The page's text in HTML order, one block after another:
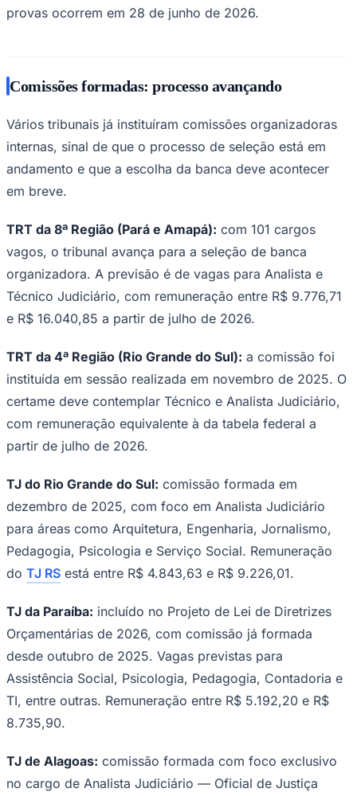
Palmeiras
São Paulo
provas ocorrem em 28 de junho de 2026.
Comissões formadas: processo avançando
Vários tribunais já instituíram comissões organizadoras
internas, sinal de que o processo de seleção está em
andamento e que a escolha da banca deve acontecer
em breve.
TRT da 8ª Região (Pará e Amapá): com 101 cargos
vagos, o tribunal avança para a seleção de banca
organizadora. A previsão é de vagas para Analista e
Técnico Judiciário, com remuneração entre R$ 9.776,71
e R$ 16.040,85 a partir de julho de 2026.
TRT da 4ª Região (Rio Grande do Sul): a comissão foi
instituída em sessão realizada em novembro de 2025. O
certame deve contemplar Técnico e Analista Judiciário,
com remuneração equivalente à da tabela federal a
partir de julho de 2026.
TJ do Rio Grande do Sul: comissão formada em
dezembro de 2025, com foco em Analista Judiciário
para áreas como Arquitetura, Engenharia, Jornalismo,
Pedagogia, Psicologia e Serviço Social. Remuneração
do TJ RS está entre R$ 4.843,63 e R$ 9.226,01.
TJ da Paraíba: incluído no Projeto de Lei de Diretrizes
Orçamentárias de 2026, com comissão já formada
desde outubro de 2025. Vagas previstas para
Assistência Social, Psicologia, Pedagogia, Contadoria e
TI, entre outras. Remuneração entre R$ 5.192,20 e R$
8.735,90.
TJ de Alagoas: comissão formada com foco exclusivo
no cargo de Analista Judiciário — Oficial de Justiça